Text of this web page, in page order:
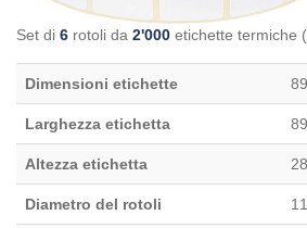
Set di 6 rotoli da 2'000 etichette termiche
Dimensioni etichette
Larghezza etichetta
Altezza etichetta
Diametro del rotoli